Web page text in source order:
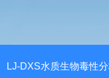
LJ-DXS水质生物毒性